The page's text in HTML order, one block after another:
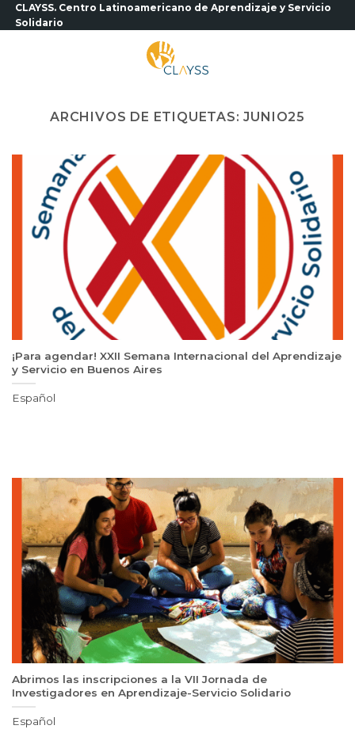
Saltar
al
CLAYSS. Centro Latinoamericano de Aprendizaje y Servicio
Solidario
ARCHIVOS DE ETIQUETAS:JUNIO25
¡Para agendar! XXII Semana Internacional del Aprendizaje
y Servicio en Buenos Aires
Español
Abrimos las inscripciones a la VII Jornada de
Investigadores en Aprendizaje-Servicio Solidario
Español